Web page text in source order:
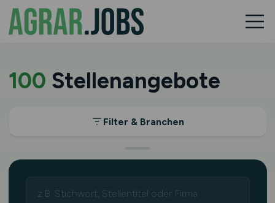
100 Stellenangebote
Filter & Branchen